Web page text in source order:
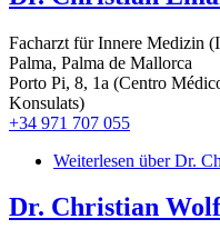
Facharzt für Innere Medizin
Palma, Palma de Mallorca
Porto Pi, 8, 1a (Centro
Konsulats)
+34 971 707 055
Weiterlesen über Dr.
Dr. Christian Wolf